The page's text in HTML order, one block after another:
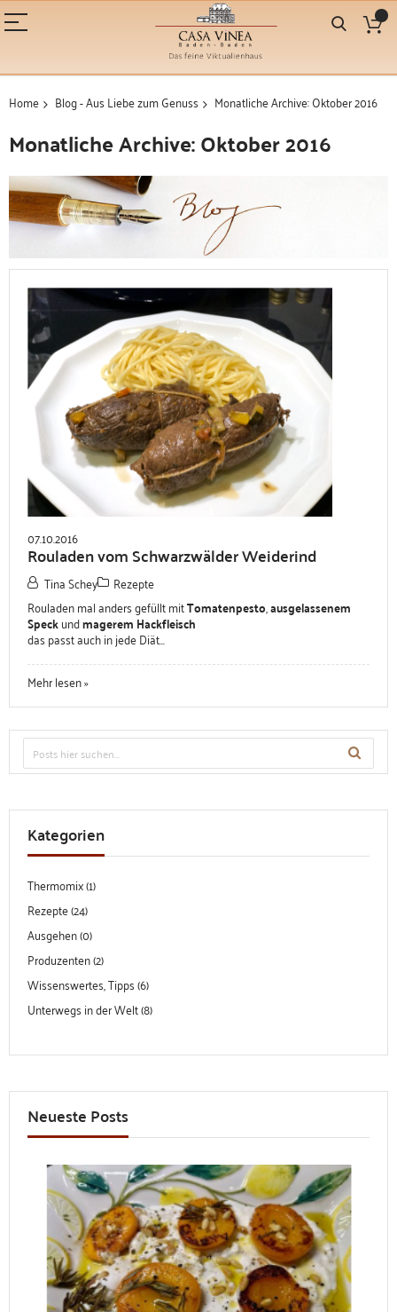
Home Blog - Aus Liebe zum Genuss Monatliche Archive: Oktober 2016
Monatliche Archive: Oktober 2016
07.10.2016
Rouladen vom Schwarzwälder Weiderind
Tina Schey
Rezepte
Rouladen mal anders gefüllt mitTomatenpesto,ausgelassenem
Speckundmagerem Hackfleisch
das passt auch in jede Diät...
Mehr lesen »
Kategorien
Thermomix (1)
Rezepte (24)
Ausgehen (0)
Produzenten (2)
Wissenswertes, Tipps (6)
Unterwegs in der Welt (8)
Neueste Posts